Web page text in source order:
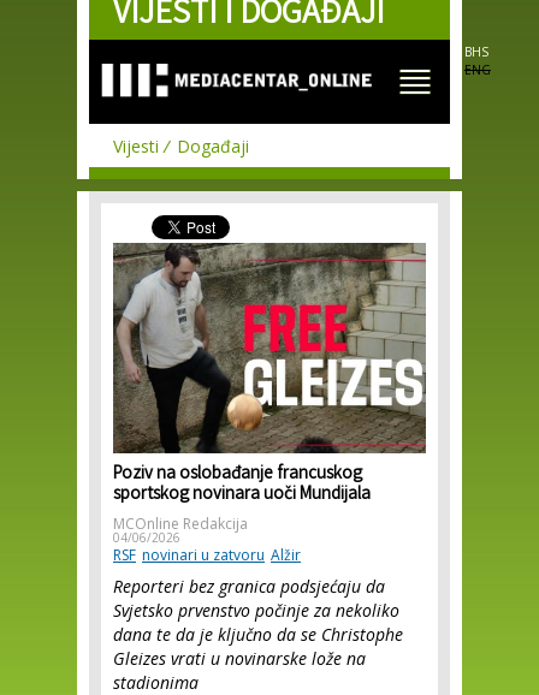
Skip to
main
VIJESTI I DOGAĐAJI
BHS
ENG
Vijesti Događaji
Poziv na oslobađanje francuskog
sportskog novinara uoči Mundijala
MCOnline Redakcija
04/06/2026
RSF novinari u zatvoru Alžir
Reporteri bez granica podsjećaju da
Svjetsko prvenstvo počinje za nekoliko
dana te da je ključno da se Christophe
Gleizes vrati u novinarske lože na
stadionima